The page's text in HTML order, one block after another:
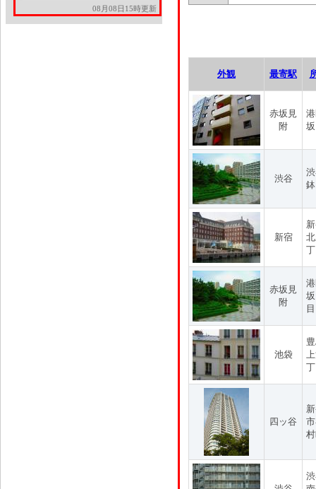
08月08日15時更新
外観 最寄駅
赤坂見
附
渋谷
新宿
赤坂見
附
目
池袋
四ッ谷